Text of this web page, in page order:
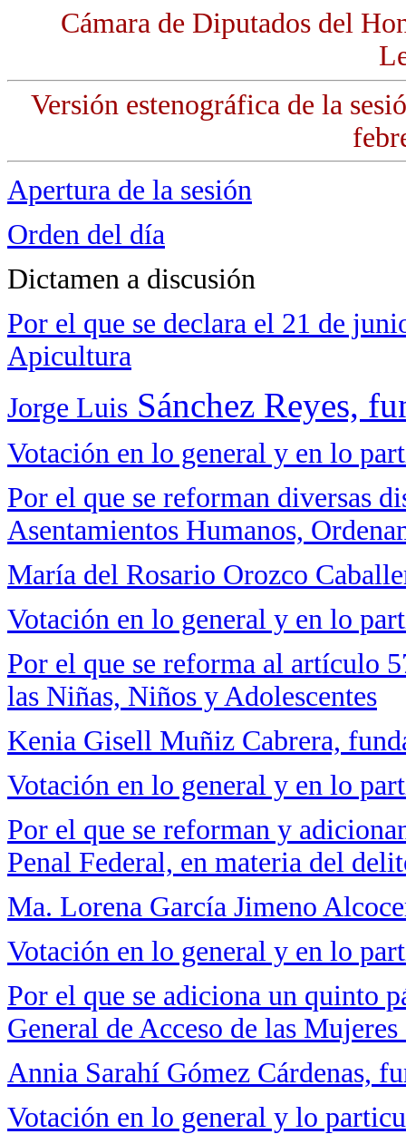
Cámara de Diputados del
Versión estenográfica de la
Apertura de la sesión
Orden del día
Dictamen a discusión
Por el que se declara el 21 de
Apicultura
Jorge Luis Sánchez Reyes,
Votación en lo general y en lo
Por el que se reforman diversas
Asentamientos Humanos,
María del Rosario Orozco
Votación en lo general y en lo
Por el que se reforma al artículo
las Niñas, Niños y Adolescentes
Kenia Gisell Muñiz Cabrera,
Votación en lo general y en lo
Por el que se reforman y
Penal Federal, en materia del
Ma. Lorena García Jimeno
Votación en lo general y en lo
Por el que se adiciona un quinto
General de Acceso de las
Annia Sarahí Gómez Cárdenas,
Votación en lo general y lo